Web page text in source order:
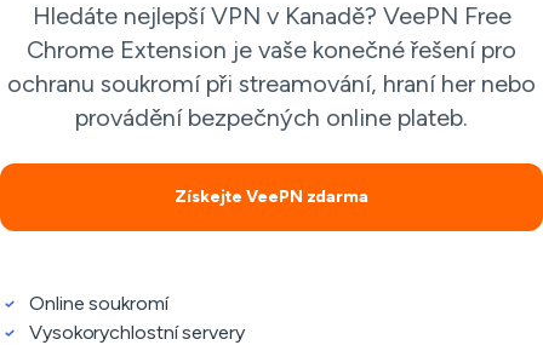
Hledáte nejlepší VPN v Kanadě? VeePN Free
Chrome Extension je vaše konečné řešení pro
ochranu soukromí při streamování, hraní her nebo
provádění bezpečných online plateb.
Získejte VeePN zdarma
Online soukromí
Vysokorychlostní servery